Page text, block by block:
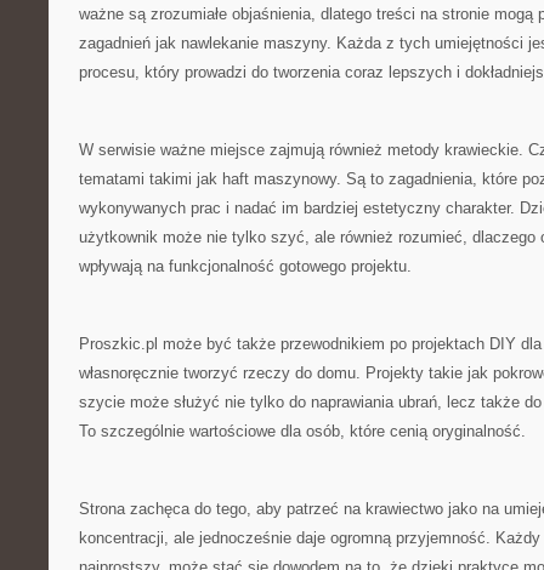
ważne są zrozumiałe objaśnienia, dlatego treści na stronie mogą
zagadnień jak nawlekanie maszyny. Każda z tych umiejętności
procesu, który prowadzi do tworzenia coraz lepszych i
W serwisie ważne miejsce zajmują również metody krawieckie.
tematami takimi jak haft maszynowy. Są to zagadnienia, które
wykonywanych prac i nadać im bardziej estetyczny charakter.
użytkownik może nie tylko szyć, ale również rozumieć, dlaczego
wpływają na funkcjonalność gotowego projektu.
Proszkic.pl może być także przewodnikiem po projektach DIY
własnoręcznie tworzyć rzeczy do domu. Projekty takie jak
szycie może służyć nie tylko do naprawiania ubrań, lecz także
To szczególnie wartościowe dla osób, które cenią oryginalność.
Strona zachęca do tego, aby patrzeć na krawiectwo jako na
koncentracji, ale jednocześnie daje ogromną przyjemność.